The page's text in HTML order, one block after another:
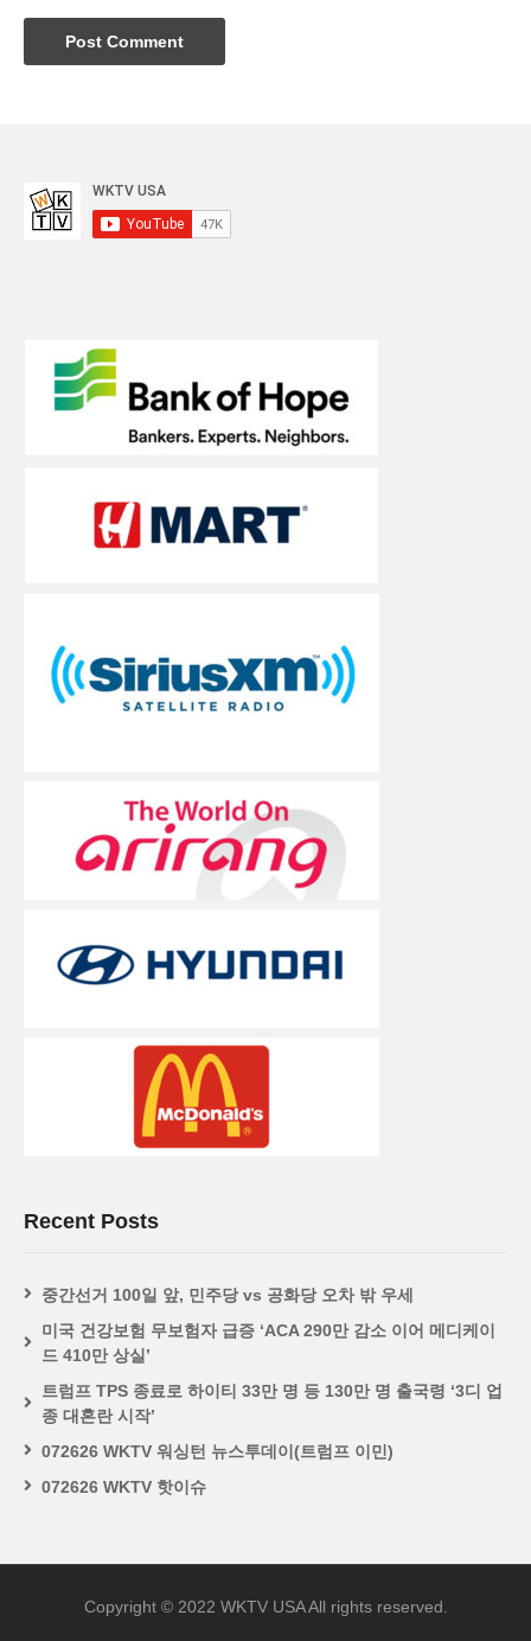
Recent Posts
중간선거 100일 앞, 민주당 vs 공화당 오차 밖 우세
미국 건강보험 무보험자 급증 ‘ACA 290만 감소 이어 메디케이
드 410만 상실’
트럼프 TPS 종료로 하이티 33만 명 등 130만 명 출국령 ‘3디 업
종 대혼란 시작’
072626 WKTV 워싱턴 뉴스투데이(트럼프 이민)
072626 WKTV 핫이슈
Copyright © 2022 WKTV USA All rights reserved.